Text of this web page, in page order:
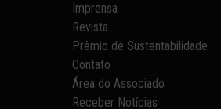
Imprensa
Revista
Prêmio de Sustentabilidade
Contato
Área do Associado
Receber Notícias